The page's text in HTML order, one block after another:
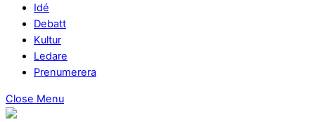
Idé
Debatt
Kultur
Ledare
Prenumerera
Close Menu